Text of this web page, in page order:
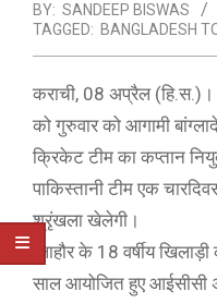
BY: SANDEEP BISWAS
TAGGED: BANGLADESH
कराची, 08 अप्रैल
को गुरुवार को आगामी
क्रिकेट टीम का कप्तान
पाकिस्तानी टीम एक
श्रृंखला खेलेगी।
लाहौर के 18 वर्षीय
साल आयोजित हुए